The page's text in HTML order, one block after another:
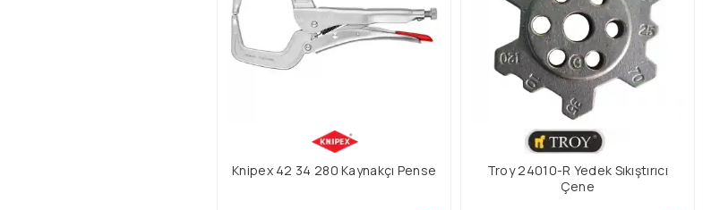
Knipex 42 34 280 Kaynakçı Pense
Troy 24010-R Yedek Sıkıştırıcı
Çene